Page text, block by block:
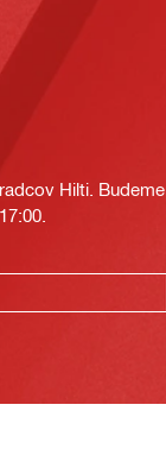
Hilti. Budeme